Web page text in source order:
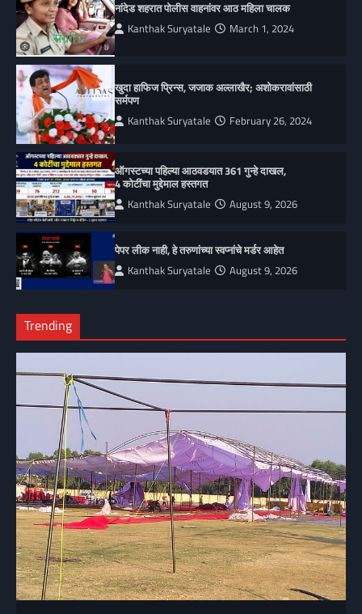
नांदेड शहरात पोलीस वाहनांवर आठ महिला चालक
Kanthak Suryatale March 1, 2024
खुदा हाफिज प्रिन्स, जजाक अल्लाखैर; अशोकरावांसाठी
सर्मपण
Kanthak Suryatale February 26, 2024
ऑगस्टच्या पहिल्या आठवडयात 361 गुन्हे दाखल,
4 कोटींचा मुद्देमाल हस्तगत
Kanthak Suryatale August 9, 2026
पेपर लीक नाही, हे तरुणांच्या स्वप्नांचे मर्डर आहेत
Kanthak Suryatale August 9, 2026
Trending